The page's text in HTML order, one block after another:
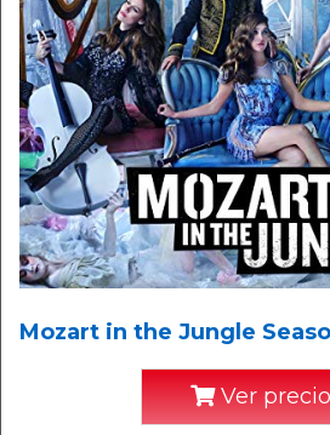
Mozart in the Jungle
Ver